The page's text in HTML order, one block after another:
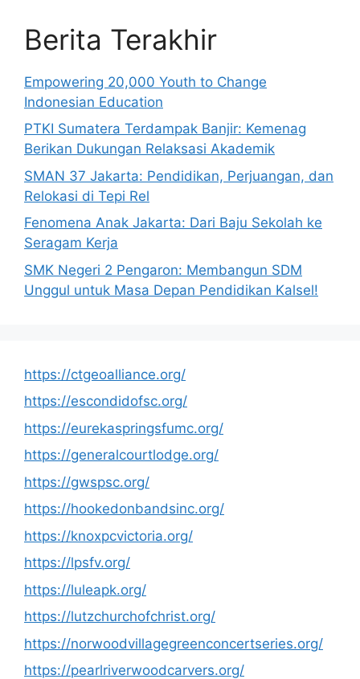
Berita Terakhir
Empowering 20,000 Youth to Change
Indonesian Education
PTKI Sumatera Terdampak Banjir: Kemenag
Berikan Dukungan Relaksasi Akademik
SMAN 37 Jakarta: Pendidikan, Perjuangan, dan
Relokasi di Tepi Rel
Fenomena Anak Jakarta: Dari Baju Sekolah ke
Seragam Kerja
SMK Negeri 2 Pengaron: Membangun SDM
Unggul untuk Masa Depan Pendidikan Kalsel!
https://ctgeoalliance.org/
https://escondidofsc.org/
https://eurekaspringsfumc.org/
https://generalcourtlodge.org/
https://gwspsc.org/
https://hookedonbandsinc.org/
https://knoxpcvictoria.org/
https://lpsfv.org/
https://luleapk.org/
https://lutzchurchofchrist.org/
https://norwoodvillagegreenconcertseries.org/
https://pearlriverwoodcarvers.org/